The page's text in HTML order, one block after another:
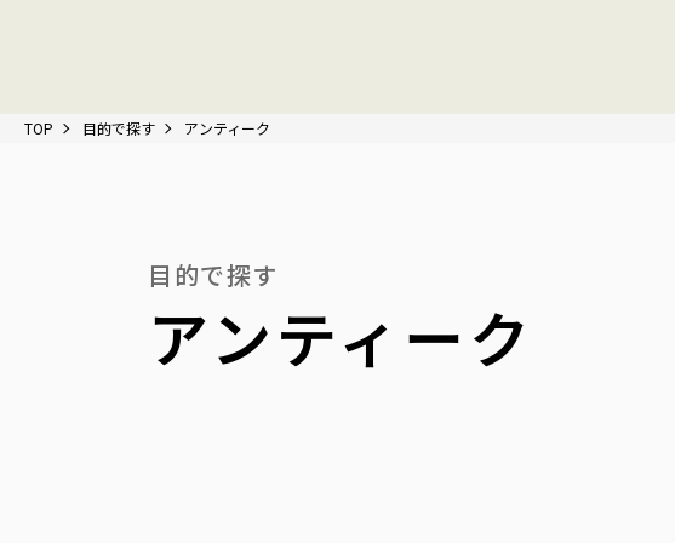
TOP 目的で探す アンティーク
目的で探す
アンティーク